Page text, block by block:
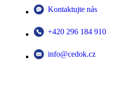
Kontaktujte nás
+420 296 184 910
info@cedok.cz